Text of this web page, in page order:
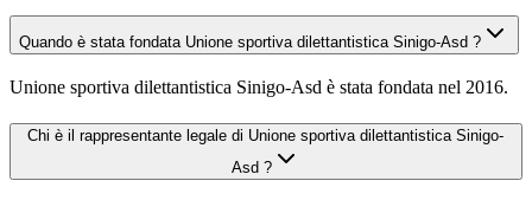
Quando è stata fondata Unione sportiva dilettantistica Sinigo-Asd ?
Unione sportiva dilettantistica Sinigo-Asd è stata fondata nel 2016.
Chi è il rappresentante legale di Unione sportiva dilettantistica Sinigo-
Asd ?